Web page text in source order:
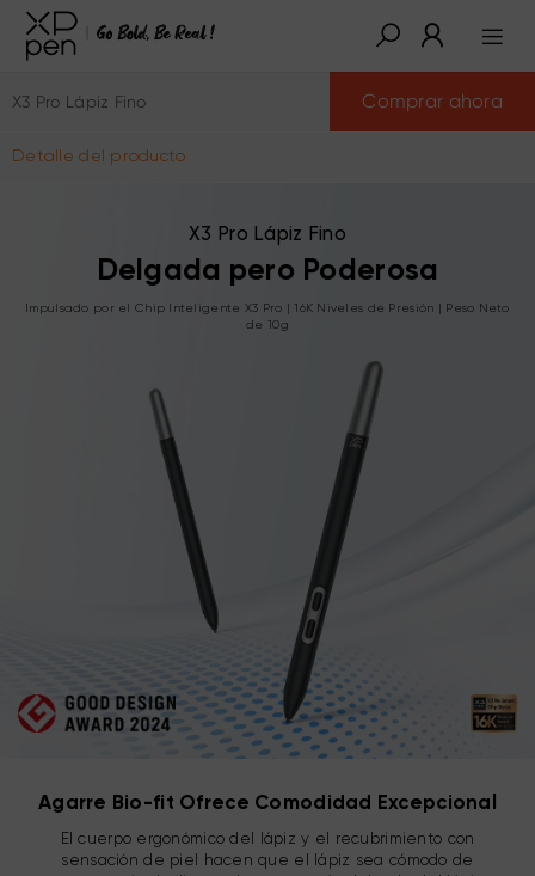
X3 Pro Lápiz Fino
Detalle del producto
Comprar ahora
X3 Pro Lápiz Fino
Delgada pero Poderosa
Impulsado por el Chip Inteligente X3 Pro | 16K Niveles de Presión | Peso Neto
de 10g
Agarre Bio-fit Ofrece Comodidad Excepcional
El cuerpo ergonómico del lápiz y el recubrimiento con
sensación de piel hacen que el lápiz sea cómodo de